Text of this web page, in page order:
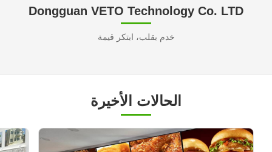
Dongguan VETO Technology Co. LTD
خدم بقلب، ابتكر قيمة
الحالات الأخيرة